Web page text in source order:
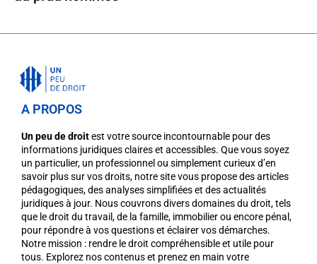
A PROPOS
Un peu de droitest votre source incontournable pour des
informations juridiques claires et accessibles. Que vous soyez
un particulier, un professionnel ou simplement curieux d’en
savoir plus sur vos droits, notre site vous propose des articles
pédagogiques, des analyses simplifiées et des actualités
juridiques à jour. Nous couvrons divers domaines du droit, tels
que le droit du travail, de la famille, immobilier ou encore pénal,
pour répondre à vos questions et éclairer vos démarches.
Notre mission : rendre le droit compréhensible et utile pour
tous. Explorez nos contenus et prenez en main votre